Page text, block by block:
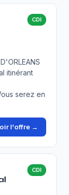
CDI
itinérant
serez en
l'offre →
CDI